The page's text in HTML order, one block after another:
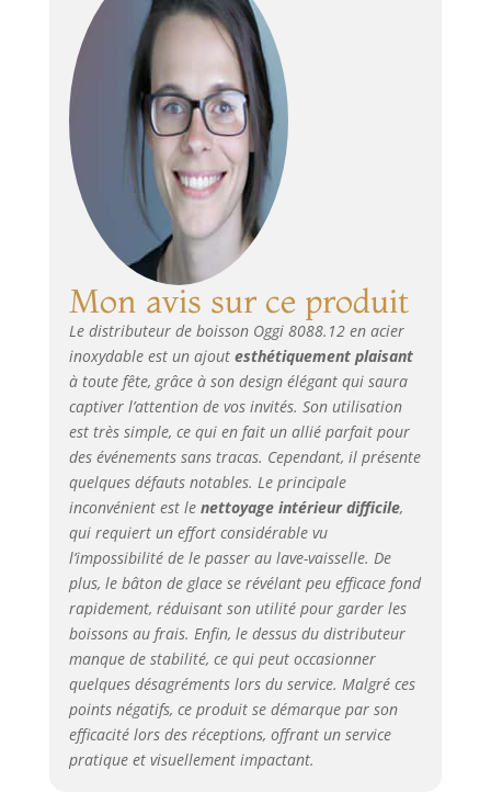
base en acier
chromé robuste de
8,9 cm Pratique : le
distributeur de
boisson dispose
d'un robinet EZ-
Pour pour un
service efficace
Froid : comprend
un tube de glace
amovible
boissons de rester
froides plus
longtemps Taille :
3 quartz,
distributeur de
bière de 6 pintes
Mon avis sur ce produit
Le distributeur de boisson Oggi 8088.12 en acier
inoxydable est un ajout esthétiquement plaisant
à toute fête, grâce à son design élégant qui saura
captiver l’attention de vos invités. Son utilisation
est très simple, ce qui en fait un allié parfait pour
des événements sans tracas. Cependant, il présente
quelques défauts notables. Le principale
inconvénient est le nettoyage intérieur difficile,
qui requiert un effort considérable vu
l’impossibilité de le passer au lave-vaisselle. De
plus, le bâton de glace se révélant peu efficace fond
rapidement, réduisant son utilité pour garder les
boissons au frais. Enfin, le dessus du distributeur
manque de stabilité, ce qui peut occasionner
quelques désagréments lors du service. Malgré ces
points négatifs, ce produit se démarque par son
efficacité lors des réceptions, offrant un service
pratique et visuellement impactant.